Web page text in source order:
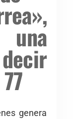
genera